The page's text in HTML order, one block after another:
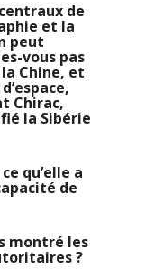
de
et la
peut
vous pas
Chine, et
Chirac,
la Sibérie
qu’elle a
de
montré les
?